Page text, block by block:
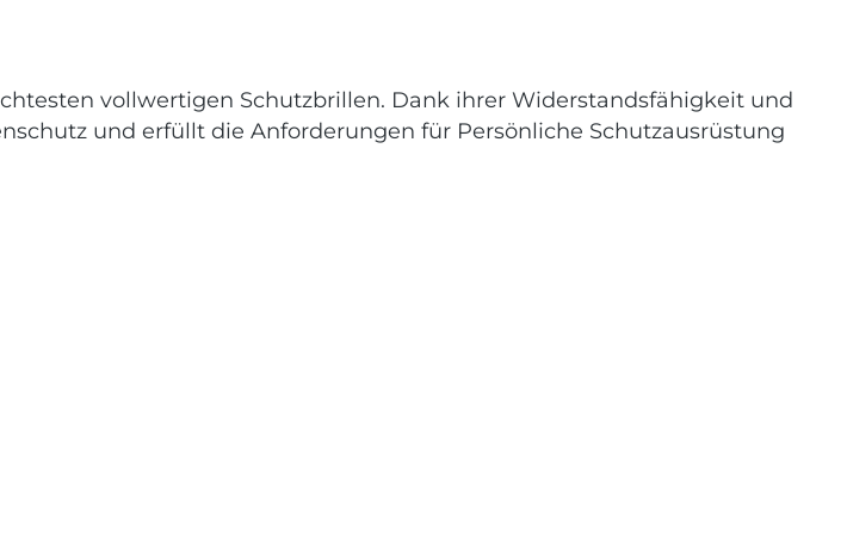
vollwertigen Schutzbrillen. Dank ihrer Widerstandsfähigkeit und
und erfüllt die Anforderungen für Persönliche Schutzausrüstung